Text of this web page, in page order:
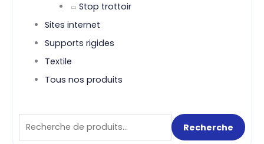
Stop trottoir
Sites internet
Supports rigides
Textile
Tous nos produits
Recherche
pour :
Recherche